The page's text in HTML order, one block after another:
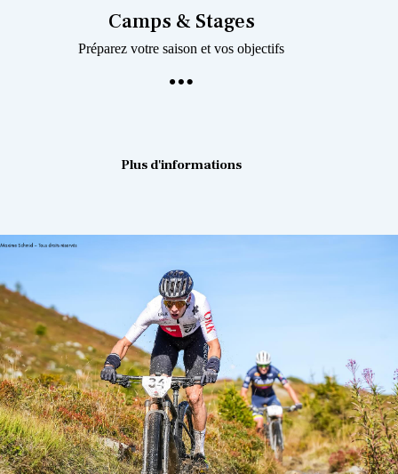
Camps & Stages
Préparez votre saison et vos objectifs
Plus d'informations